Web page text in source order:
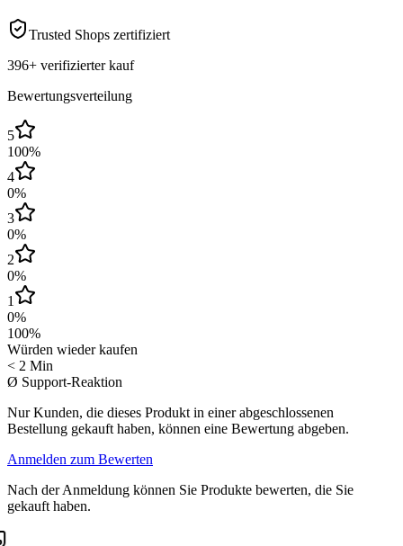
Trusted Shops zertifiziert
396+ verifizierter kauf
Bewertungsverteilung
5
100%
4
0%
3
0%
2
0%
1
0%
100%
Würden wieder kaufen
< 2 Min
Ø Support-Reaktion
Nur Kunden, die dieses Produkt in einer abgeschlossenen
Bestellung gekauft haben, können eine Bewertung abgeben.
Anmelden zum Bewerten
Nach der Anmeldung können Sie Produkte bewerten, die Sie
gekauft haben.